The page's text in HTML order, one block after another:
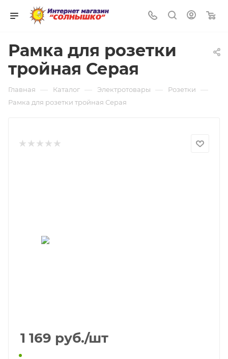
Рамка для розетки
тройная Серая
Главная — Каталог — Электротовары — Розетки —
Рамка для розетки тройная Серая
1 169 руб./шт